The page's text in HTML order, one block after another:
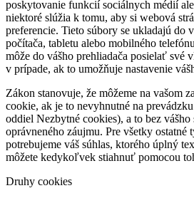
poskytovanie funkcií sociálnych médií
niektoré slúžia k tomu, aby si webová
preferencie. Tieto súbory se ukladajú do
počítača, tabletu alebo mobilného
môže do vášho prehliadača posielať své
v prípade, ak to umožňuje nastavenie
Zákon stanovuje, že môžeme na vašom
cookie, ak je to nevyhnutné na
oddiel Nezbytné cookies), a to bez vášho
oprávneného záujmu. Pre všetky ostatné
potrebujeme váš súhlas, ktorého úplný
môžete kedykoľvek stiahnuť pomocou
Druhy cookies